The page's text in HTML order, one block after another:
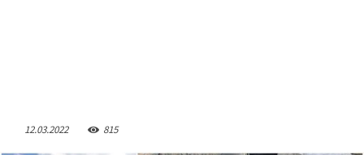
12.03.2022 815